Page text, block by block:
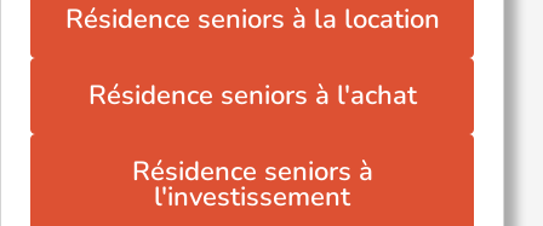
Résidence seniors à la location
Résidence seniors à l'achat
Résidence seniors à
l'investissement